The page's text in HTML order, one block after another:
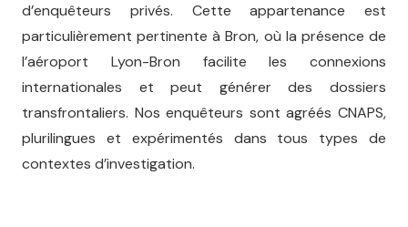
d’enquêteurs privés. Cette appartenance est
particulièrement pertinente à Bron, où la présence de
l’aéroport Lyon-Bron facilite les connexions
internationales et peut générer des dossiers
transfrontaliers. Nos enquêteurs sont agréés CNAPS,
plurilingues et expérimentés dans tous types de
contextes d’investigation.